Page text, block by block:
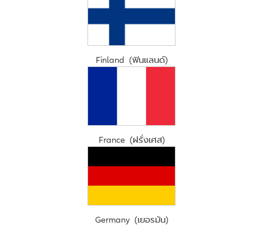
Finland (ฟินแลนด์)
France (ฝรั่งเศส)
Germany (เยอรมัน)